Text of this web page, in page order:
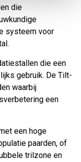
die
systeem voor
die een
gebruik. De Tilt-
waarbij
een
een hoge
paarden, of
trilzone en